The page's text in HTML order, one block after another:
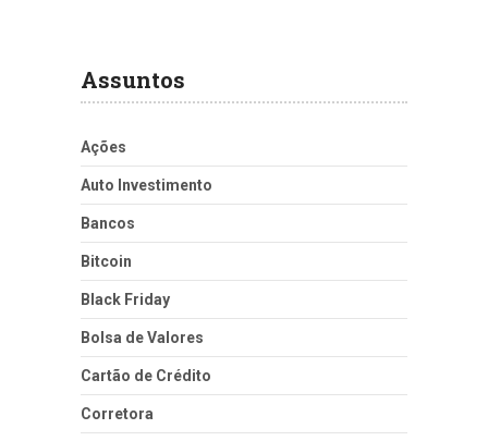
Assuntos
Ações
Auto Investimento
Bancos
Bitcoin
Black Friday
Bolsa de Valores
Cartão de Crédito
Corretora